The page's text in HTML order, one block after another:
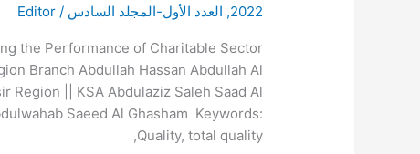
2022
, العدد الأول-المجلد السادس /
Editor
the Performance of Charitable Sector
Branch Abdullah Hassan Abdullah Al
Region || KSA Abdulaziz Saleh Saad Al
Saeed Al Ghasham Keywords:
Quality, total quality,
ودورها
تحسين
أداء
منشآت
القطاع
الخيري